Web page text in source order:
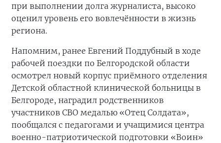
при выполнении долга журналиста, высоко
оценил уровень его вовлечённости в жизнь
региона.
Напомним, ранее Евгений Поддубный в ходе
рабочей поездки по Белгородской области
осмотрел новый корпус приёмного отделения
Детской областной клинической больницы в
Белгороде, наградил родственников
участников СВО медалью «Отец Солдата»,
пообщался с педагогами и учащимися центра
военно-патриотической подготовки «Воин»